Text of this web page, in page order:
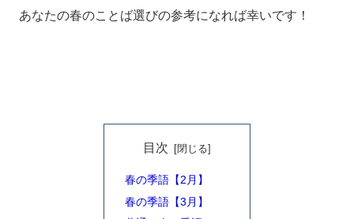
あなたの春のことば選びの参考になれば幸いです！
目次
春の季語【2月】
春の季語【3月】